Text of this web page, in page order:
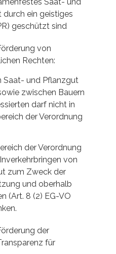
Saat- und
durch ein geistiges
geschützt sind
von
Rechten:
Saat- und Pflanzgut
zwischen Bauern
darf nicht in
der Verordnung
der Verordnung
von
zum Zweck der
und oberhalb
(Art. 8 (2) EG-VO
der
für